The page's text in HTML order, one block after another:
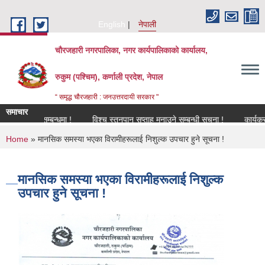
English
नेपाली
चौरजहारी नगरपालिका, नगर कार्यपालिकाको कार्यालय,
रुकुम (पश्चिम), कर्णाली प्रदेश, नेपाल
“ समृद्ध चौरजहारी : जनउत्तरदायी सरकार "
समाचार
सम्बन्धमा !
विश्च स्तनपान सप्ताह मनाउने सम्बन्धी सूचना ! कार्यक्रममा
You are here
Home » मानसिक समस्या भएका विरामीहरूलाई निशुल्क उपचार हुने सूचना !
मानसिक समस्या भएका विरामीहरूलाई निशुल्क
उपचार हुने सूचना !